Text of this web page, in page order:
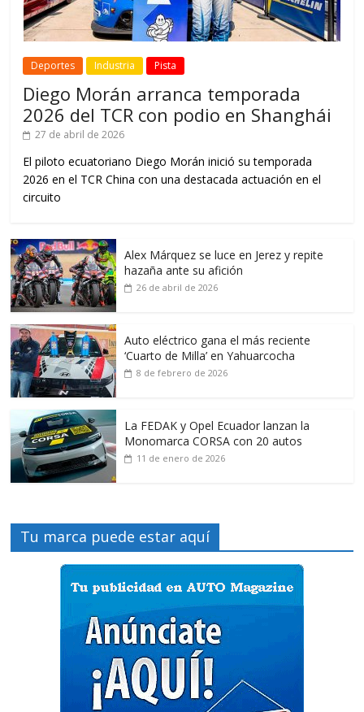
Deportes Industria Pista
Diego Morán arranca temporada
2026 del TCR con podio en Shanghái
27 de abril de 2026
El piloto ecuatoriano Diego Morán inició su temporada
2026 en el TCR China con una destacada actuación en el
circuito
Alex Márquez se luce en Jerez y repite
hazaña ante su afición
26 de abril de 2026
Auto eléctrico gana el más reciente
‘Cuarto de Milla’ en Yahuarcocha
8 de febrero de 2026
La FEDAK y Opel Ecuador lanzan la
Monomarca CORSA con 20 autos
11 de enero de 2026
Tu marca puede estar aquí